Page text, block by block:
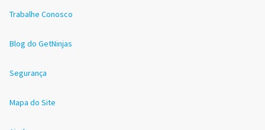
Trabalhe Conosco
Blog do GetNinjas
Segurança
Mapa do Site